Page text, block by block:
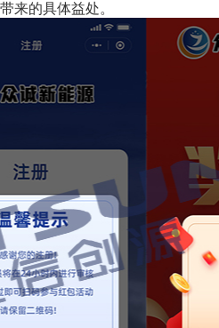
来的具体益处。